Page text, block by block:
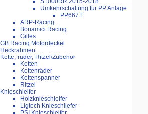
S1000RR 2015-2018
Umkehrschaltung für PP Anlage
PP667.F
ARP-Racing
Bonamici Racing
Gilles
GB Racing Motordeckel
Heckrahmen
Kette,-räder,-Ritzel/Zubehör
Ketten
Kettenräder
Kettenspanner
Ritzel
Knieschleifer
Holzknieschleifer
Ligtech Knieschliefer
PSI Knieschleifer